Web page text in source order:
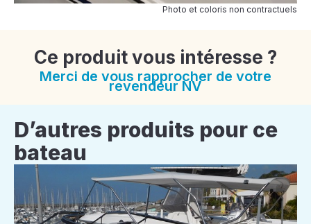
Photo et coloris non contractuels
Ce produit vous intéresse ?
Merci de vous rapprocher de votre
revendeur NV
D’autres produits pour ce
bateau